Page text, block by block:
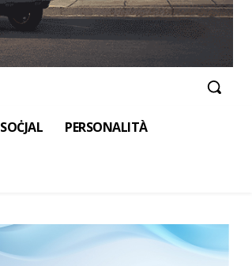
SOĊJAL PERSONALITÀ